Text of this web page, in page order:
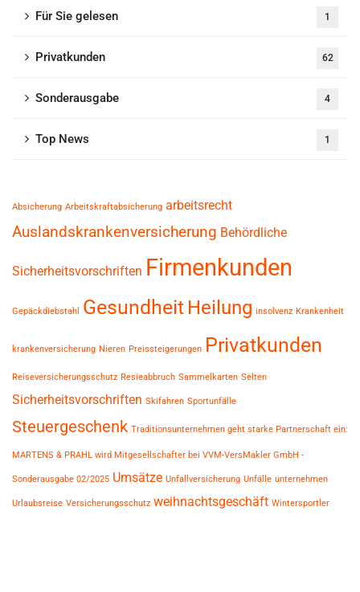
Für Sie gelesen 1
Privatkunden 62
Sonderausgabe 4
Top News 1
Absicherung Arbeitskraftabsicherung arbeitsrecht
Auslandskrankenversicherung Behördliche
Sicherheitsvorschriften Firmenkunden
Gepäckdiebstahl Gesundheit Heilung insolvenz Krankenheit
krankenversicherung Nieren Preissteigerungen Privatkunden
Reiseversicherungsschutz Resieabbruch Sammelkarten Selten
Sicherheitsvorschriften Skifahren Sportunfälle
Steuergeschenk Traditionsunternehmen geht starke Partnerschaft ein:
MARTENS & PRAHL wird Mitgesellschafter bei VVM-VersMakler GmbH -
Sonderausgabe 02/2025 Umsätze Unfallversicherung Unfälle unternehmen
Urlaubsreise Versicherungsschutz weihnachtsgeschäft Wintersportler